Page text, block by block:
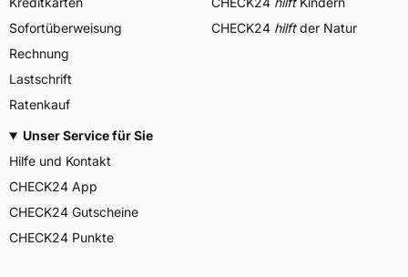
Sofortüberweisung
Rechnung
Lastschrift
Ratenkauf
CHECK24 hilftder Natur
Unser Service für Sie
Hilfe und Kontakt
CHECK24 App
CHECK24 Gutscheine
CHECK24 Punkte